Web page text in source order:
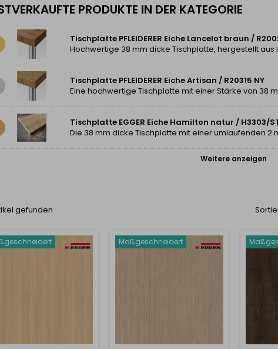
PRODUKTE IN DER KATEGORIE
Tischplatte PFLEIDERER Eiche Lancelot braun /
Tischplatte PFLEIDERER Eiche Artisan / R20315 NY
Tischplatte EGGER Eiche Hamilton natur / H3303/
Weitere anzeigen
gefunden
Maßgeschneidert